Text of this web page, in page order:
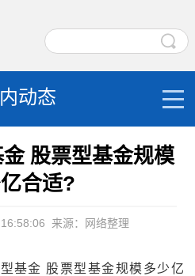
动态
股票型基金规模
合适?
来源：网络整理
基金 股票型基金规模多少亿